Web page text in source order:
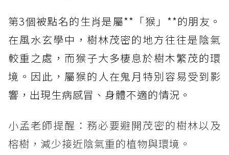
第3個被點名的生肖是屬**「猴」**的朋友。
在風水玄學中，樹林茂密的地方往往是陰氣
較重之處，而猴子大多棲息於樹木繁茂的環
境。因此，屬猴的人在鬼月特別容易受到影
響，出現生病感冒、身體不適的情況。
小孟老師提醒：務必要避開茂密的樹林以及
榕樹，減少接近陰氣重的植物與環境。